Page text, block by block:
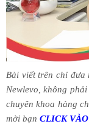
Bài viết trên chỉ
Newlevo, không
chuyên khoa hàng
mời bạn CLICK